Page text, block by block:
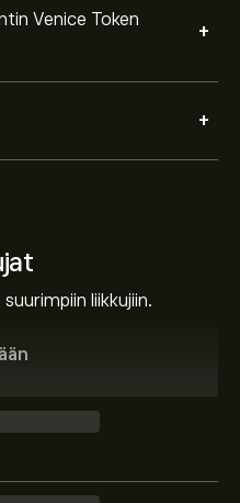
Venice Token
+
+
liikkujiin.